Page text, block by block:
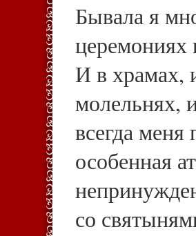
Бывала я
церемониях
И в храмах,
молельнях,
всегда меня
особенная
со